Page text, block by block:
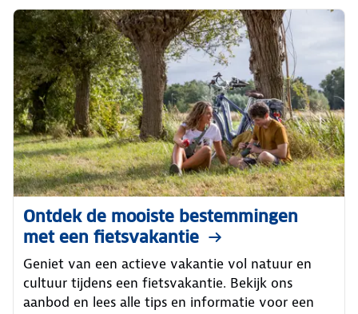
Ontdek de mooiste bestemmingen
met een fietsvakantie
Geniet van een actieve vakantie vol natuur en
cultuur tijdens een fietsvakantie. Bekijk ons
aanbod en lees alle tips en informatie voor een